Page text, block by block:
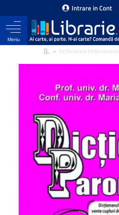
Intrare in Cont
Dictionarele limbii romane